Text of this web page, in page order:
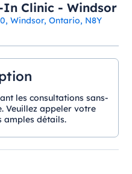
Clinic - Windsor
Windsor, Ontario, N8Y
les consultations sans-
Veuillez appeler votre
amples détails.